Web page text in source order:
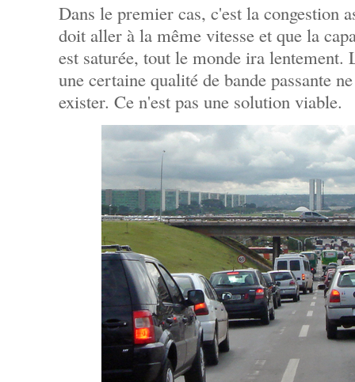
Dans le premier cas, c'est la congestion
doit aller à la même vitesse et que la
est saturée, tout le monde ira lentement.
une certaine qualité de bande passante
exister. Ce n'est pas une solution viable.